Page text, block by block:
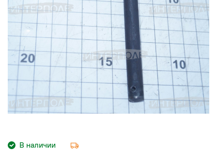
В наличии